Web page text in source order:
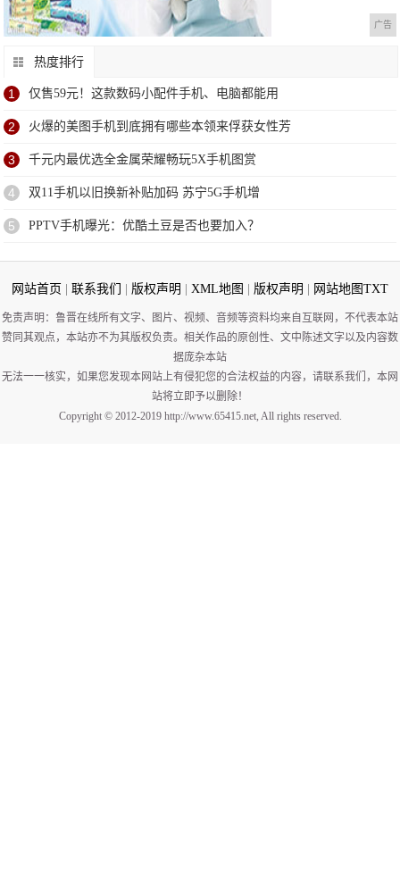
广告
热度排行
1 仅售59元！这款数码小配件手机、电脑都能用
2 火爆的美图手机到底拥有哪些本领来俘获女性芳
3 千元内最优选全金属荣耀畅玩5X手机图赏
4 双11手机以旧换新补贴加码 苏宁5G手机增
5 PPTV手机曝光：优酷土豆是否也要加入？
网站首页 联系我们 版权声明 XML地图 版权声明 网站地图TXT
免责声明：鲁晋在线所有文字、图片、视频、音频等资料均来自互联网，不代表本站
赞同其观点，本站亦不为其版权负责。相关作品的原创性、文中陈述文字以及内容数
据庞杂本站
无法一一核实，如果您发现本网站上有侵犯您的合法权益的内容，请联系我们，本网
站将立即予以删除！
Copyright © 2012-2019 http://www.65415.net, All rights reserved.